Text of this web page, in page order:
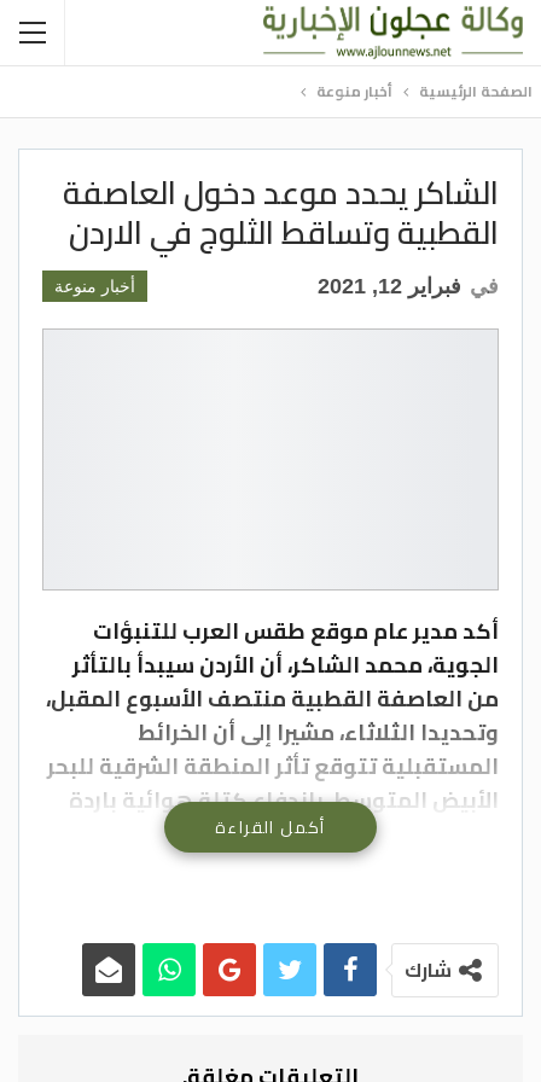
الصفحة الرئيسية أخبار منوعة
الشاكر يحدد موعد دخول العاصفة
القطبية وتساقط الثلوج في الاردن
أخبار منوعة في فبراير 12, 2021
أكد مدير عام موقع طقس العرب للتنبؤات
الجوية، محمد الشاكر، أن الأردن سيبدأ بالتأثر
من العاصفة القطبية منتصف الأسبوع المقبل،
وتحديدا الثلاثاء، مشيرا إلى أن الخرائط
المستقبلية تتوقع تأثر المنطقة الشرقية للبحر
الأبيض المتوسط، باندفاع كتلة هوائية باردة
باتجاه المملكة، ومنخفض قطبي يمتد ليومي
الأربعاء والخميس المقبلين.
الشمال الشرقي لمنطقة قبرص، بحسب مواقع
التنبؤات الأمريكية، وأن هناك اختلافات
جوهرية بينها ومراكز التنبؤات الكندية، إذ تشير
أكمل القراءة
شارك